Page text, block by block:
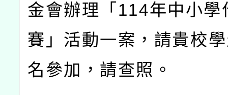
金會辦理「 114年中小學
賽」活動一案，請貴校
名參加，請查照。